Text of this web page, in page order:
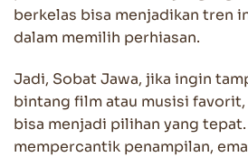
berkelas bisa menjadikan tren
dalam memilih perhiasan.
Jadi, Sobat Jawa, jika ingin
bintang film atau musisi favorit,
bisa menjadi pilihan yang tepat.
mempercantik penampilan,